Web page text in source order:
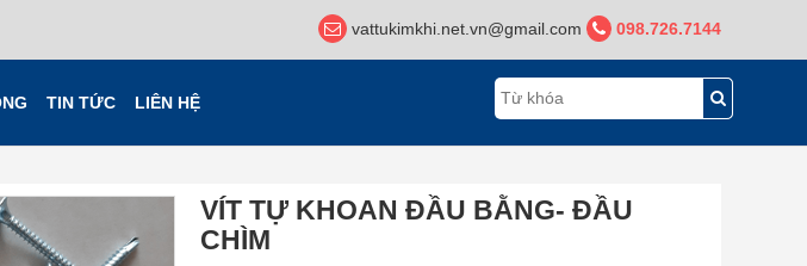
vattukimkhi.net.vn@gmail.com 098.726.7144
TIN TỨC LIÊN HỆ
VÍT TỰ KHOAN ĐẦU BẰNG- ĐẦU
CHÌM